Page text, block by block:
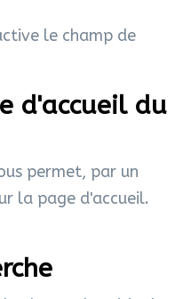
le champ de
d'accueil du
permet, par un
la page d'accueil.